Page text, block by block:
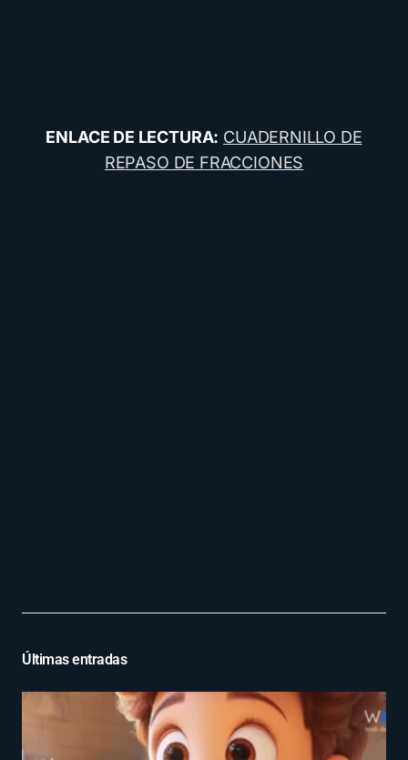
ENLACE DE LECTURA: CUADERNILLO DE
REPASO DE FRACCIONES
Últimas entradas